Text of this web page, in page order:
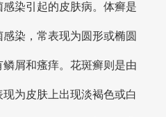
染引起的皮肤病。体癣是
染，常表现为圆形或椭圆
屑和瘙痒。花斑癣则是由
为皮肤上出现淡褐色或白